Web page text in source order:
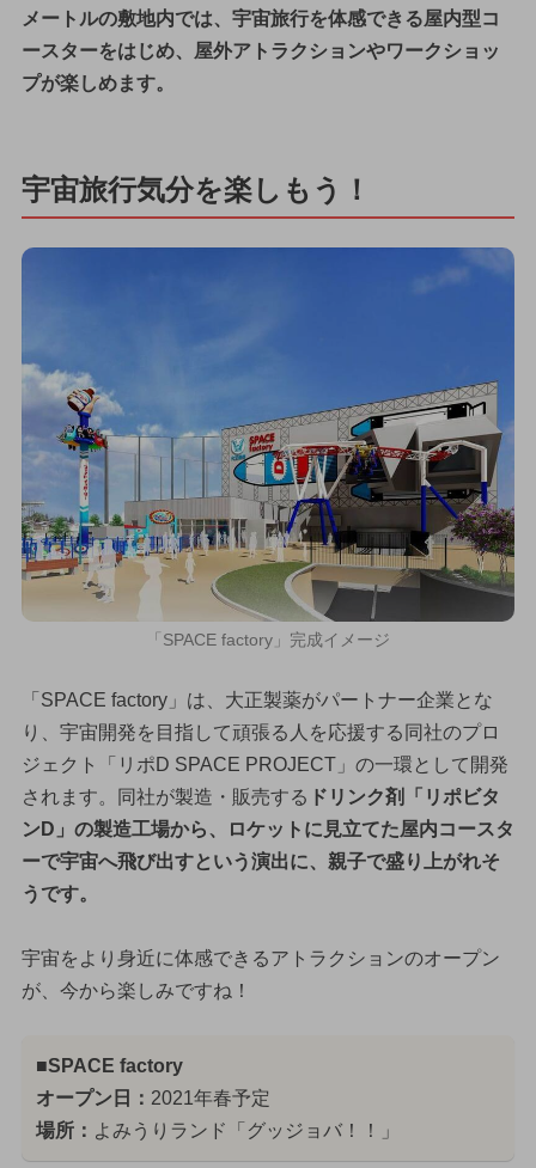
メートルの敷地内では、宇宙旅行を体感できる屋内型コ
ースターをはじめ、屋外アトラクションやワークショッ
プが楽しめます。
宇宙旅行気分を楽しもう！
「SPACE factory」完成イメージ
「SPACE factory」は、大正製薬がパートナー企業とな
り、宇宙開発を目指して頑張る人を応援する同社のプロ
ジェクト「リポD SPACE PROJECT」の一環として開発
されます。同社が製造・販売する ドリンク剤「リポビタ
ンD」の製造工場から、ロケットに見立てた屋内コースタ
ーで宇宙へ飛び出すという演出に、親子で盛り上がれそ
うです。
宇宙をより身近に体感できるアトラクションのオープン
が、今から楽しみですね！
■SPACE factory
オープン日： 2021年春予定
場所： よみうりランド「グッジョバ！！」